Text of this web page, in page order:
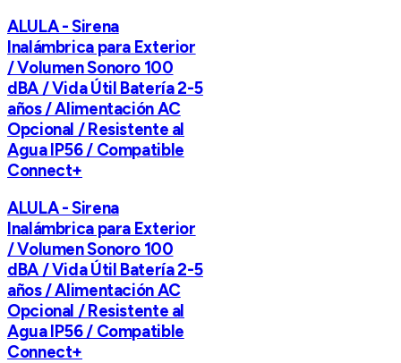
ALULA - Sirena
Inalámbrica para Exterior
/ Volumen Sonoro 100
dBA / Vida Útil Batería 2-5
años / Alimentación AC
Opcional / Resistente al
Agua IP56 / Compatible
Connect+
ALULA - Sirena
Inalámbrica para Exterior
/ Volumen Sonoro 100
dBA / Vida Útil Batería 2-5
años / Alimentación AC
Opcional / Resistente al
Agua IP56 / Compatible
Connect+